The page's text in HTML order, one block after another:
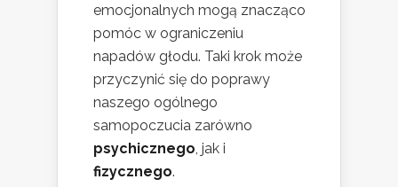
emocjonalnych mogą znacząco
pomóc w ograniczeniu
napadów głodu. Taki krok może
przyczynić się do poprawy
naszego ogólnego
samopoczucia zarówno
psychicznego , jak i
fizycznego.